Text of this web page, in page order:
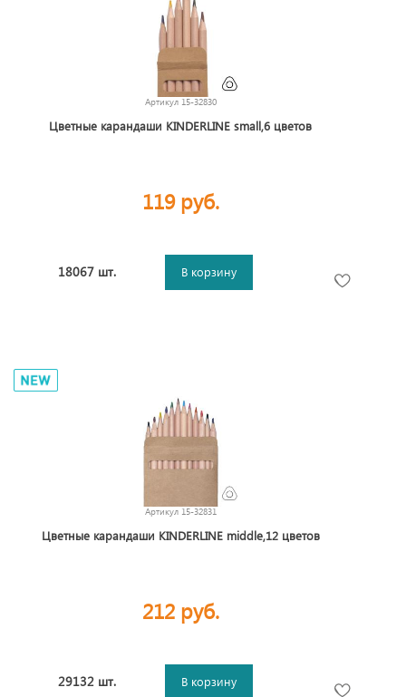
Артикул 15-32830
Цветные карандаши KINDERLINE small,6 цветов
119 руб.
18067 шт. В корзину
Артикул 15-32831
Цветные карандаши KINDERLINE middle,12 цветов
212 руб.
29132 шт. В корзину